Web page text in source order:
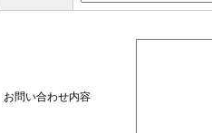
お問い合わせ内容